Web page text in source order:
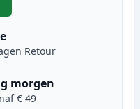
Brother LC125M
Retour
morgen
€ 49